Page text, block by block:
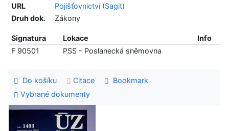
URL
Pojišťovnictví (Sagit)
Druh dok.
Zákony
Signatura Lokace
Info
F 90501
PSS - Poslanecká sněmovna
Do košíku Citace
Bookmark
Vybrané dokumenty